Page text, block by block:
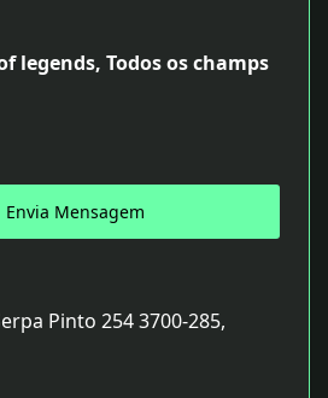
legends, Todos os champs
Envia Mensagem
Pinto 254 3700-285,